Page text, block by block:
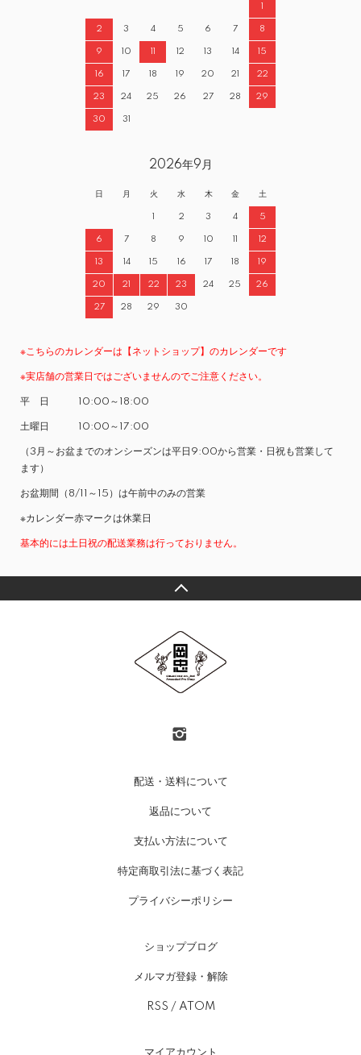
1
2 3 4 5 6 7 8
9 10 11 12 13 14 15
16 17 18 19 20 21 22
23 24 25 26 27 28 29
30 31
2026年9月
日 月 火 水 木 金 土
1 2 3 4 5
6 7 8 9 10 11 12
13 14 15 16 17 18 19
20 21 22 23 24 25 26
27 28 29 30
※こちらのカレンダーは【ネットショップ】のカレンダーです
※実店舗の営業日ではございませんのでご注意ください。
平 日 10:00～18:00
土曜日 10:00～17:00
（3月～お盆までのオンシーズンは平日9:00から営業・日祝も営業して
ます）
お盆期間（8/11～15）は午前中のみの営業
※カレンダー赤マークは休業日
基本的には土日祝の配送業務は行っておりません。
配送・送料について
返品について
支払い方法について
特定商取引法に基づく表記
プライバシーポリシー
ショップブログ
メルマガ登録・解除
RSS / ATOM
マイアカウント